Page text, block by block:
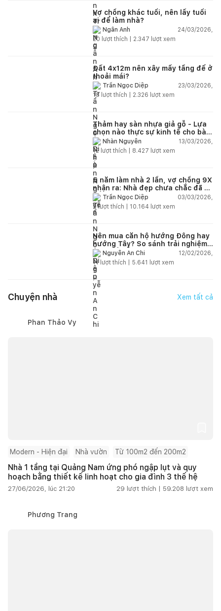
Vợ chồng khác tuổi, nên lấy tuổi
ai để làm nhà?
Ngân Anh
24/03/2026,
20 lượt thích | 2.347 lượt xem
Đất 4x12m nên xây mấy tầng để ở
thoải mái?
Trần Ngọc Diệp
23/03/2026,
18 lượt thích | 2.326 lượt xem
Thảm hay sàn nhựa giả gỗ - Lựa
chọn nào thực sự kinh tế cho bài
toán lâu dài?
Nhàn Nguyễn
13/03/2026,
12 lượt thích | 8.427 lượt xem
5 năm làm nhà 2 lần, vợ chồng 9X
nhận ra: Nhà đẹp chưa chắc đã dễ
sống!Trần Ngọc Diệp
03/03/2026,
9lượt thích | 10.164 lượt xem
Nên mua căn hộ hướng Đông hay
hướng Tây? So sánh trải nghiệm
thực tế để chọn đúng ngay từ
đầu
Nguyễn An Chi
12/02/2026,
11lượt thích | 5.641 lượt xem
Chuyện nhà Xem tất cả
Phan Thảo Vy
Modern - Hiện đại Nhà vườn Từ 100m2 đến 200m2
Nhà 1 tầng tại Quảng Nam ứng phó ngập lụt và quy
hoạch bằng thiết kế linh hoạt cho gia đình 3 thế hệ
27/06/2026, lúc 21:20 29 lượt thích | 59.208 lượt xem
Phương Trang